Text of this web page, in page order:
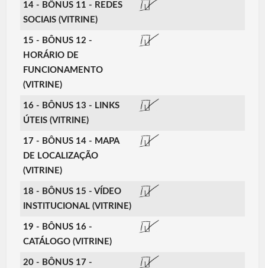
14 - BÔNUS 11 - REDES
SOCIAIS (VITRINE)
15 - BÔNUS 12 -
HORÁRIO DE
FUNCIONAMENTO
(VITRINE)
16 - BÔNUS 13 - LINKS
ÚTEIS (VITRINE)
17 - BÔNUS 14 - MAPA
DE LOCALIZAÇÃO
(VITRINE)
18 - BÔNUS 15 - VÍDEO
INSTITUCIONAL (VITRINE)
19 - BÔNUS 16 -
CATÁLOGO (VITRINE)
20 - BÔNUS 17 -